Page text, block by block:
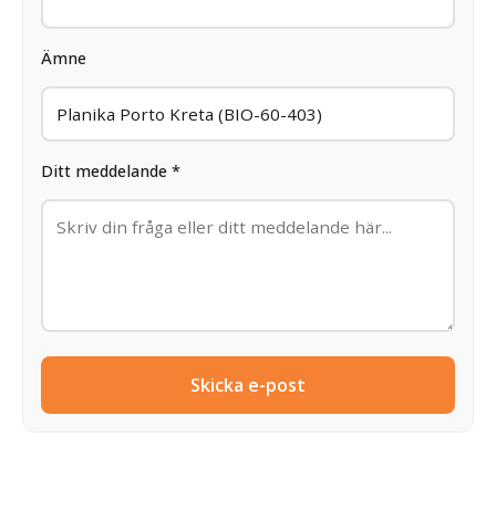
Ämne
Ditt meddelande *
Skicka e-post